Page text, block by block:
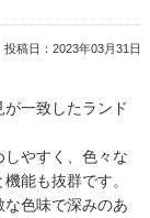
投稿日： 2023年03月31日
一致したランド
やすく、色々な
能も抜群です。
色味で深みのあ